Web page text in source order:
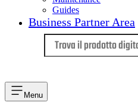
Guides
Business Partner Area
Menu